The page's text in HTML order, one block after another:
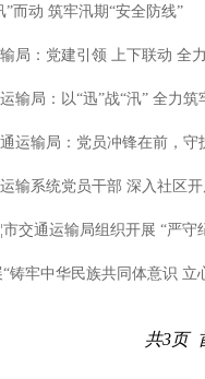
”而动 筑牢汛期“安全防线”
局：党建引领 上下联动 全
输局：以“迅”战“汛” 全力
运输局：党员冲锋在前，守
输系统党员干部 深入社区
市交通运输局组织开展 “严
“铸牢中华民族共同体意识
共3页